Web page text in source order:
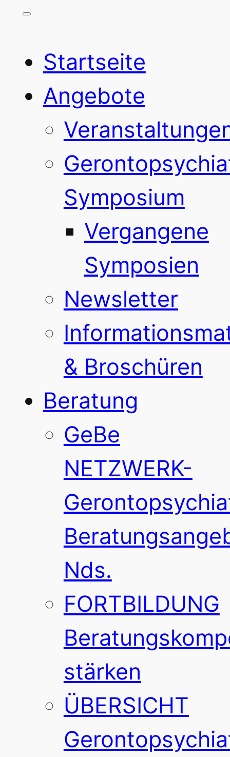
Startseite
Angebote
Symposium
Vergangene
Symposien
Newsletter
& Broschüren
Beratung
GeBe
NETZWERK-
Nds.
FORTBILDUNG
stärken
ÜBERSICHT